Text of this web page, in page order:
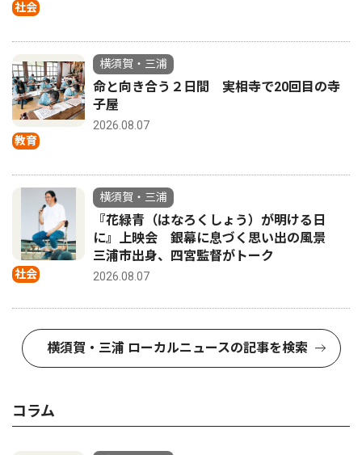
社会
教育
横須賀・三浦
命と向き合う２日間 実相寺で20回目の寺
子屋
2026.08.07
社会
横須賀・三浦
『花緑青（はなろくしょう）が明ける日
に』上映会 銀幕に息づく思い出の風景
三浦市出身、四宮監督がトーク
2026.08.07
横須賀・三浦 ローカルニュースの記事を検索
コラム